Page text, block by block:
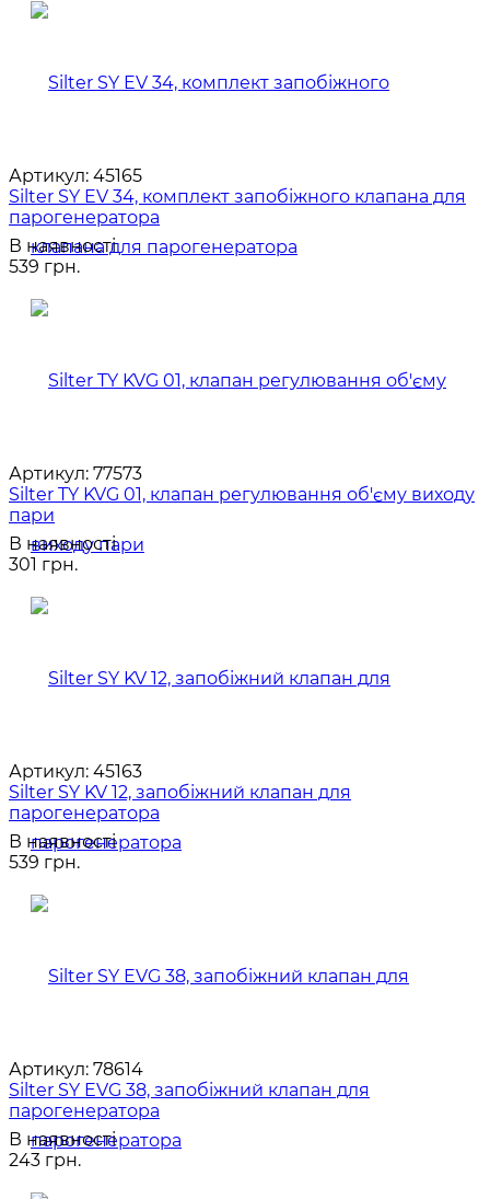
Артикул: 45165
Silter SY EV 34, комплект запобіжного клапана для
парогенератора
В наявності
539 грн.
Артикул: 77573
Silter TY KVG 01, клапан регулювання об'єму виходу
пари
В наявності
301 грн.
Артикул: 45163
Silter SY KV 12, запобіжний клапан для
парогенератора
В наявності
539 грн.
Артикул: 78614
Silter SY EVG 38, запобіжний клапан для
парогенератора
В наявності
243 грн.